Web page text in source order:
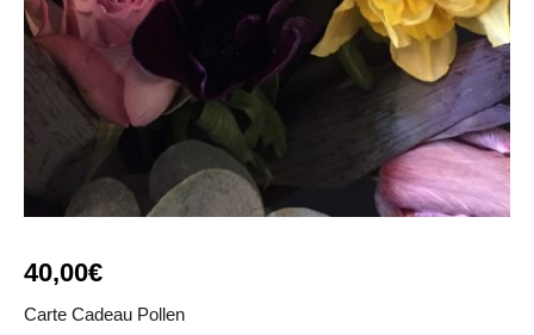
40,00€
Carte Cadeau Pollen